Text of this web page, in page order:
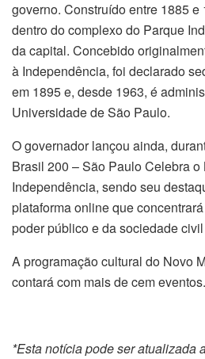
governo. Construído entre 1885 e
dentro do complexo do Parque
da capital. Concebido
à Independência, foi declarado
em 1895 e, desde 1963, é
Universidade de São Paulo.
O governador lançou ainda,
Brasil 200 – São Paulo Celebra
Independência, sendo seu
plataforma online que
poder público e da sociedade
A programação cultural do Novo
contará com mais de cem eventos.
*Esta notícia pode ser atualizada